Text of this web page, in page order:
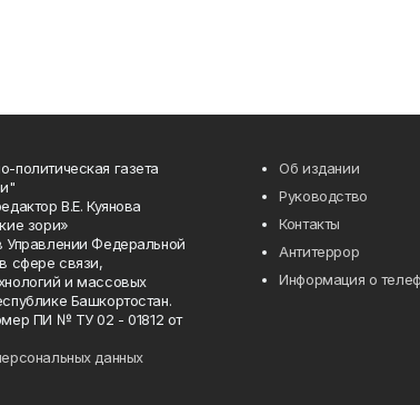
политическая газета
В.Е. Куянова
зори»
Управлении Федеральной
сфере связи,
и массовых
Башкортостан.
ПИ № ТУ 02 - 01812 от
данных
Об издании
Руководство
Контакты
Антитеррор
Информация о